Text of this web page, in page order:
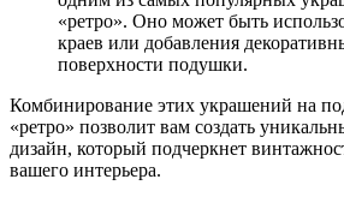
«ретро». Оно может быть
краев или добавления
поверхности подушки.
Комбинирование этих украшений на
«ретро» позволит вам создать
дизайн, который подчеркнет
вашего интерьера.